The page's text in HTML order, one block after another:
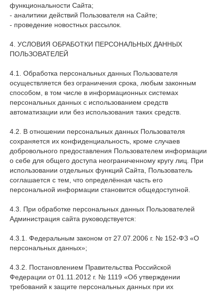
функциональности Сайта;
- аналитики действий Пользователя на Сайте;
- проведение новостных рассылок.
4. УСЛОВИЯ ОБРАБОТКИ ПЕРСОНАЛЬНЫХ ДАННЫХ
ПОЛЬЗОВАТЕЛЕЙ
4.1. Обработка персональных данных Пользователя
осуществляется без ограничения срока, любым законным
способом, в том числе в информационных системах
персональных данных с использованием средств
автоматизации или без использования таких средств.
4.2. В отношении персональных данных Пользователя
сохраняется их конфиденциальность, кроме случаев
добровольного предоставления Пользователем информации
о себе для общего доступа неограниченному кругу лиц. При
использовании отдельных функций Сайта, Пользователь
соглашается с тем, что определённая часть его
персональной информации становится общедоступной.
4.3. При обработке персональных данных Пользователей
Администрация сайта руководствуется:
4.3.1. Федеральным законом от 27.07.2006 г. № 152-ФЗ «О
персональных данных»;
4.3.2. Постановлением Правительства Российской
Федерации от 01.11.2012 г. № 1119 «Об утверждении
требований к защите персональных данных при их